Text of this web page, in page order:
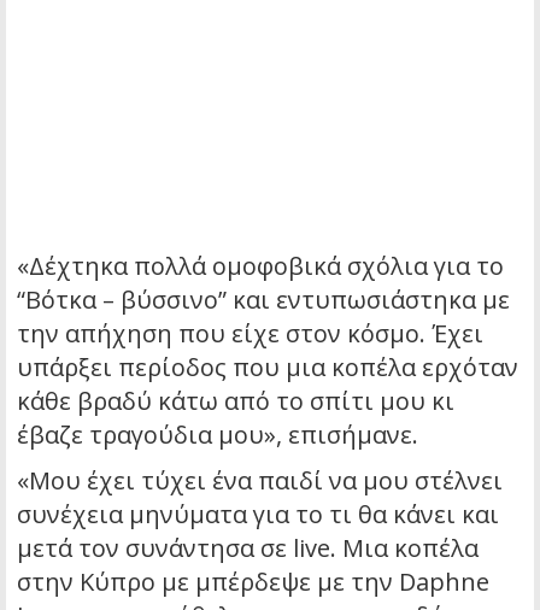
«Δέχτηκα πολλά ομοφοβικά σχόλια για το
“Βότκα – βύσσινο” και εντυπωσιάστηκα με
την απήχηση που είχε στον κόσμο. Έχει
υπάρξει περίοδος που μια κοπέλα ερχόταν
κάθε βραδύ κάτω από το σπίτι μου κι
έβαζε τραγούδια μου», επισήμανε.
«Μου έχει τύχει ένα παιδί να μου στέλνει
συνέχεια μηνύματα για το τι θα κάνει και
μετά τον συνάντησα σε live. Μια κοπέλα
στην Κύπρο με μπέρδεψε με την Daphne